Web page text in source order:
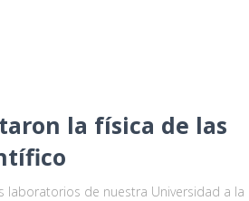
la física de las
laboratorios de nuestra Universidad a la